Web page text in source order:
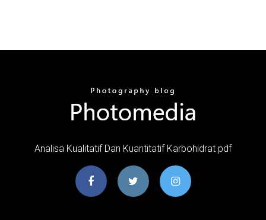
Analisa Kualitatif Dan Kuantitatif Karbohidrat pdf